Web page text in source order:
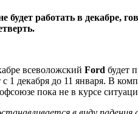
будет работать в декабре,
всеволожский Ford будет
с 1 декабря до 11 января. В
пока не в курсе